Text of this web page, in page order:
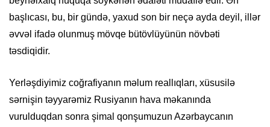
başlıcası, bu, bir gündə, yaxud son bir neçə ayda deyil, illər
əvvəl ifadə olunmuş mövqe bütövlüyünün növbəti
təsdiqidir.
Yerləşdiyimiz coğrafiyanın məlum reallıqları, xüsusilə
sərnişin təyyarəmiz Rusiyanın hava məkanında
vurulduqdan sonra şimal qonşumuzun Azərbaycanın